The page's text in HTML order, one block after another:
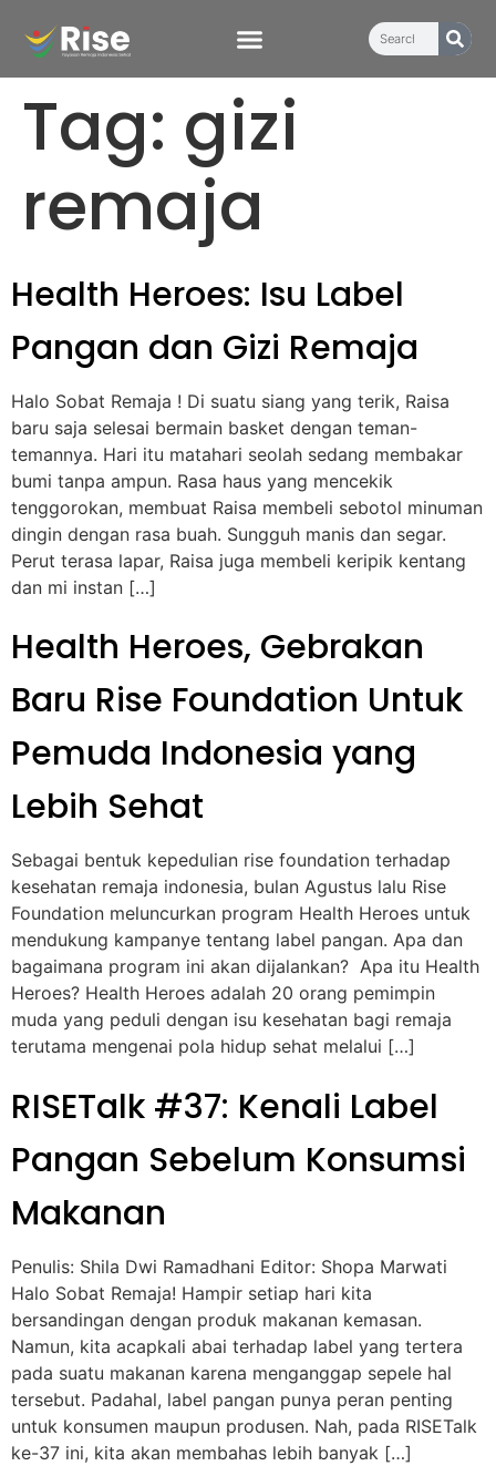
content
Tag: gizi
remaja
Health Heroes: Isu Label
Pangan dan Gizi Remaja
Halo Sobat Remaja ! Di suatu siang yang terik, Raisa
baru saja selesai bermain basket dengan teman-
temannya. Hari itu matahari seolah sedang membakar
bumi tanpa ampun. Rasa haus yang mencekik
tenggorokan, membuat Raisa membeli sebotol minuman
dingin dengan rasa buah. Sungguh manis dan segar.
Perut terasa lapar, Raisa juga membeli keripik kentang
dan mi instan […]
Health Heroes, Gebrakan
Baru Rise Foundation Untuk
Pemuda Indonesia yang
Lebih Sehat
Sebagai bentuk kepedulian rise foundation terhadap
kesehatan remaja indonesia, bulan Agustus lalu Rise
Foundation meluncurkan program Health Heroes untuk
mendukung kampanye tentang label pangan. Apa dan
bagaimana program ini akan dijalankan? Apa itu Health
Heroes? Health Heroes adalah 20 orang pemimpin
muda yang peduli dengan isu kesehatan bagi remaja
terutama mengenai pola hidup sehat melalui […]
RISETalk #37: Kenali Label
Pangan Sebelum Konsumsi
Makanan
Penulis: Shila Dwi Ramadhani Editor: Shopa Marwati
Halo Sobat Remaja! Hampir setiap hari kita
bersandingan dengan produk makanan kemasan.
Namun, kita acapkali abai terhadap label yang tertera
pada suatu makanan karena menganggap sepele hal
tersebut. Padahal, label pangan punya peran penting
untuk konsumen maupun produsen. Nah, pada RISETalk
ke-37 ini, kita akan membahas lebih banyak […]